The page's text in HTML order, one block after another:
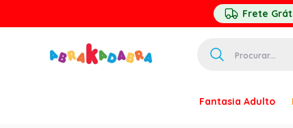
Frete
Fantasia Adulto